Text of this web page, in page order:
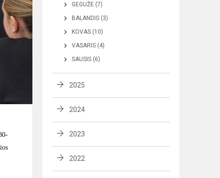
GEGUŽĖ (7)
BALANDIS (3)
KOVAS (10)
VASARIS (4)
SAUSIS (6)
2025
2024
2023
2022